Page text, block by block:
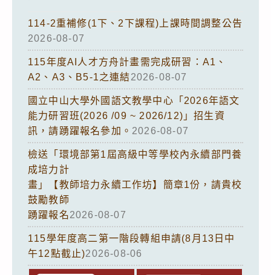
114-2重補修(1下、2下課程)上課時間調整公告
2026-08-07
115年度AI人才方舟計畫需完成研習：A1、
A2、A3、B5-1之連結2026-08-07
國立中山大學外國語文教學中心「2026年語文
能力研習班(2026 /09 ~ 2026/12)」招生資
訊，請踴躍報名參加。 2026-08-07
檢送「環境部第1屆高級中等學校內永續部門養
成培力計
畫」【教師培力永續工作坊】簡章1份，請貴校
鼓勵教師
踴躍報名2026-08-07
115學年度高二第一階段轉組申請(8月13日中
午12點截止)2026-08-06